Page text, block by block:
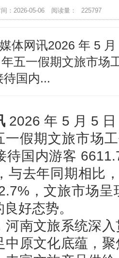
间：2026-05-06 阅读量： 225797
体网讯2026 年 5
五一假期文旅市场
待国内...
2026 年 5 月 5
一假期文旅市场
待国内游客
与去年同期相比
，文旅市场
好态势。
河南文旅系统深
中原文化底蕴，